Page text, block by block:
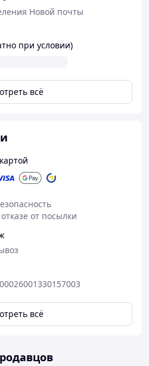
сотрудников почты или
скрывается внутри.
Новой почты
при условии)
всё
от посылки
всё